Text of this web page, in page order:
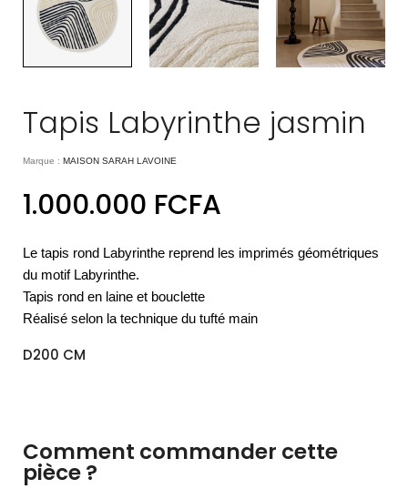
Tapis Labyrinthe jasmin
Marque : MAISON SARAH LAVOINE
1.000.000 FCFA
Le tapis rond Labyrinthe reprend les imprimés géométriques
du motif Labyrinthe.
Tapis rond en laine et bouclette
Réalisé selon la technique du tufté main
D200 CM
Comment commander cette
pièce ?